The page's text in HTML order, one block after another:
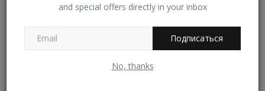
and special offers directly in your inbox
Подписаться
No, thanks
Компания Porsche продолжит выпускать
автомобили с бензиновыми...